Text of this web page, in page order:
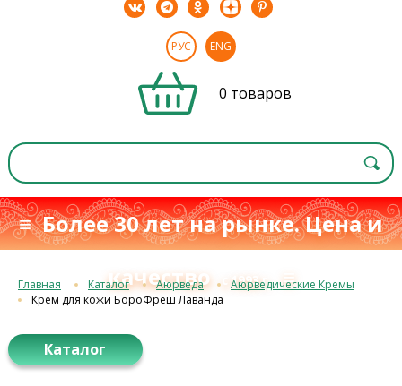
РУС ENG
0 товаров
≡ Более 30 лет на рынке. Цена и
качество с 1993 г.≡
Главная Каталог Аюрведа
Аюрведические Кремы
Крем для кожи БороФреш Лаванда
Каталог